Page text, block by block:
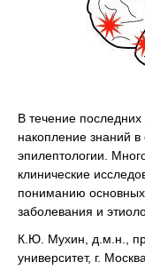
В течение
накопление знаний в
эпилептологии.
клинические
пониманию
заболевания и
К.Ю. Мухин, д.м.н.,
университет, г. Москва